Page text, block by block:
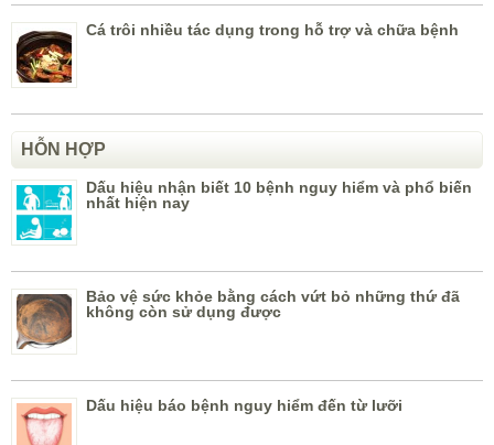
Cá trôi nhiều tác dụng trong hỗ trợ và chữa bệnh
HỖN HỢP
Dấu hiệu nhận biết 10 bệnh nguy hiểm và phổ biến
nhất hiện nay
Bảo vệ sức khỏe bằng cách vứt bỏ những thứ đã
không còn sử dụng được
Dấu hiệu báo bệnh nguy hiểm đến từ lưỡi